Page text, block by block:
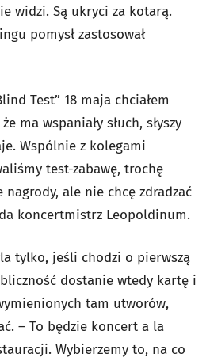
widzi. Są ukryci za kotarą.
pomysł zastosował
Test” 18 maja chciałem
ma wspaniały słuch, słyszy
Wspólnie z kolegami
test-zabawę, trochę
nagrody, ale nie chcę zdradzać
koncertmistrz Leopoldinum.
tylko, jeśli chodzi o pierwszą
dostanie wtedy kartę i
tam utworów,
– To będzie koncert a la
Wybierzemy to, na co